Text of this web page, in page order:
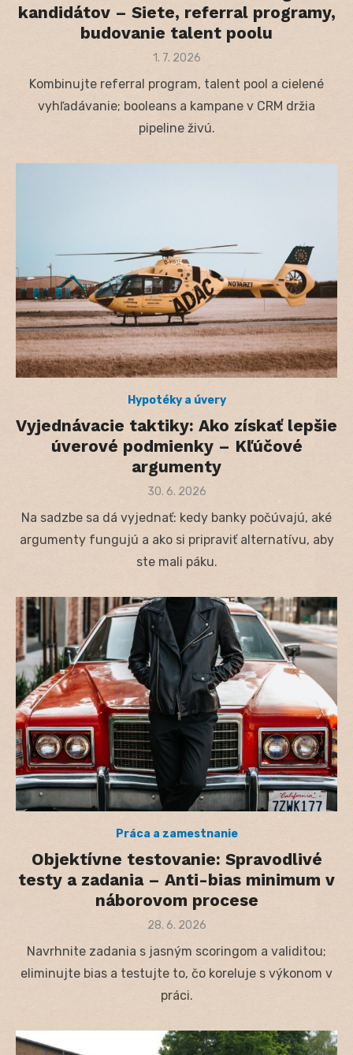
kandidátov – Siete, referral programy,
budovanie talent poolu
Posted
1. 7. 2026
Kombinujte referral program, talent pool a cielené
vyhľadávanie; booleans a kampane v CRM držia
pipeline živú.
Hypotéky a úvery
Vyjednávacie taktiky: Ako získať lepšie
úverové podmienky – Kľúčové
argumenty
Posted
30. 6. 2026
Na sadzbe sa dá vyjednať: kedy banky počúvajú, aké
argumenty fungujú a ako si pripraviť alternatívu, aby
ste mali páku.
Práca a zamestnanie
Objektívne testovanie: Spravodlivé
testy a zadania – Anti-bias minimum v
náborovom procese
Posted
28. 6. 2026
Navrhnite zadania s jasným scoringom a validitou;
eliminujte bias a testujte to, čo koreluje s výkonom v
práci.